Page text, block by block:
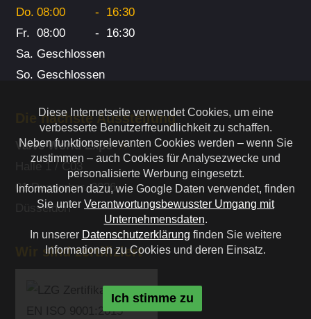
Do. 08:00 -
16:30
Fr. 08:00 -
16:30
Sa. Geschlossen
So. Geschlossen
Die nächste Ausstellung
Valve World Expo
Halle 1 / C03
01 Dezember. 2026
Düsseldorf
Wir sind zertifiziert
Diese Internetseite verwendet Cookies, um eine
verbesserte Benutzerfreundlichkeit zu schaffen.
Neben funktionsrelevanten Cookies werden – wenn Sie
zustimmen – auch Cookies für Analysezwecke und
personalisierte Werbung eingesetzt.
Informationen dazu, wie Google Daten verwendet, finden
Sie unter Verantwortungsbewusster Umgang mit
Unternehmensdaten.
In unserer Datenschutzerklärung finden Sie weitere
Informationen zu Cookies und deren Einsatz.
Ich stimme zu